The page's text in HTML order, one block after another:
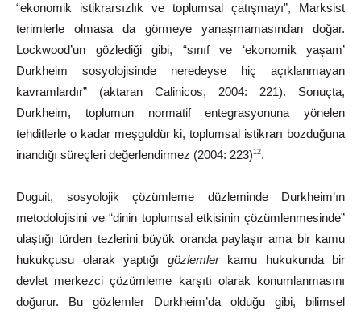
“ekonomik istikrarsızlık ve toplumsal çatışmayı”, Marksist
terimlerle olmasa da görmeye yanaşmamasından doğar.
Lockwood’un gözlediği gibi, “sınıf ve ‘ekonomik yaşam’
Durkheim sosyolojisinde neredeyse hiç
açıklanmayan
kavramlardır” (aktaran Calinicos, 2004: 221). Sonuçta,
Durkheim, toplumun normatif entegrasyonuna yönelen
tehditlerle o kadar meşguldür ki, toplumsal istikrarı bozduğuna
inandığı süreçleri değerlendirmez (2004: 223)12.
Duguit, sosyolojik çözümleme düzleminde Durkheim’ın
metodolojisini ve “dinin toplumsal etkisinin çözümlenmesinde”
ulaştığı türden tezlerini büyük oranda paylaşır ama bir kamu
hukukçusu olarak yaptığı gözlemler kamu hukukunda bir
devlet merkezci çözümleme karşıtı olarak konumlanmasını
doğurur. Bu gözlemler Durkheim’da olduğu gibi, bilimsel